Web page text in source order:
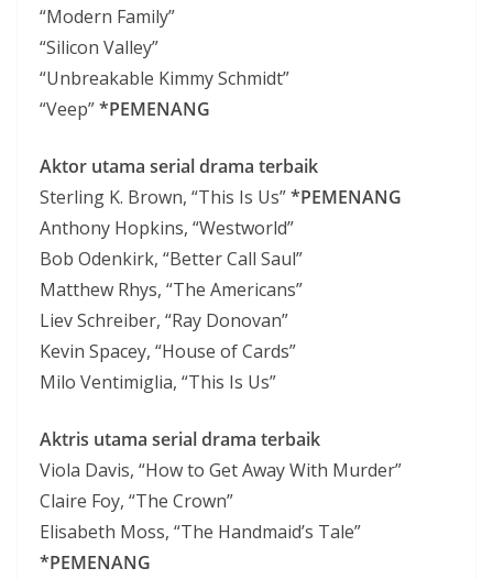
“Modern Family”
“Silicon Valley”
“Unbreakable Kimmy Schmidt”
“Veep”*PEMENANG
Aktor utama serial drama terbaik
Sterling K. Brown, “This Is Us”*PEMENANG
Anthony Hopkins, “Westworld”
Bob Odenkirk, “Better Call Saul”
Matthew Rhys, “The Americans”
Liev Schreiber, “Ray Donovan”
Kevin Spacey, “House of Cards”
Milo Ventimiglia, “This Is Us”
Aktris utama serial drama terbaik
Viola Davis, “How to Get Away With Murder”
Claire Foy, “The Crown”
Elisabeth Moss, “The Handmaid’s Tale”
*PEMENANG